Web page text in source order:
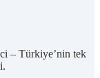
– Türkiye’nin tek